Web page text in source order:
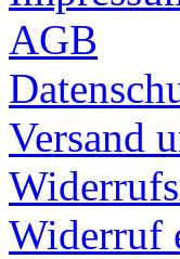
AGB
Versand
Widerruf